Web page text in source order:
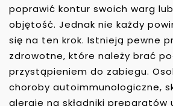
poprawić kontur swoich warg
objętość. Jednak nie każdy
się na ten krok. Istnieją pewne
zdrowotne, które należy brać
przystąpieniem do zabiegu.
choroby autoimmunologiczne,
alergie na składniki preparatów